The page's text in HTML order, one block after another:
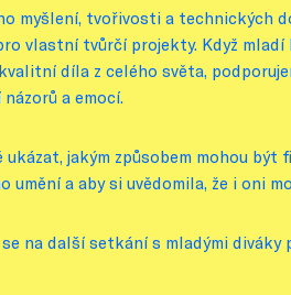
myšlení, tvořivosti a technických
vlastní tvůrčí projekty. Když
díla z celého světa,
a emocí.
jakým způsobem mohou
umění a aby si uvědomila, že i oni
na další setkání s mladými diváky